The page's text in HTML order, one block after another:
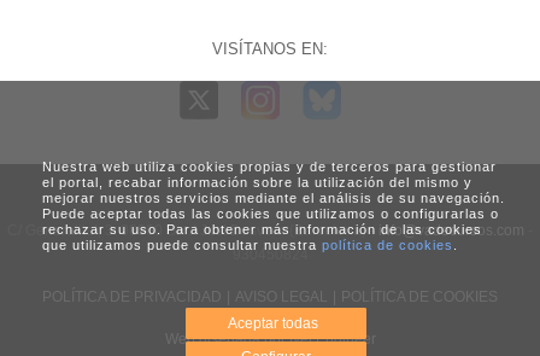
VISÍTANOS EN:
C/ Generalitat, 3. 08960 Sant Just Desvern (Barcelona) - info@vadecursos.com
930450824
POLÍTICA DE PRIVACIDAD AVISO LEGAL POLÍTICA DE COOKIES
Web diseñada por Net Engineer
Nuestra web utiliza cookies propias y de terceros para gestionar
el portal, recabar información sobre la utilización del mismo y
mejorar nuestros servicios mediante el análisis de su navegación.
Puede aceptar todas las cookies que utilizamos o configurarlas o
rechazar su uso. Para obtener más información de las cookies
que utilizamos puede consultar nuestra política de cookies
Aceptar todas